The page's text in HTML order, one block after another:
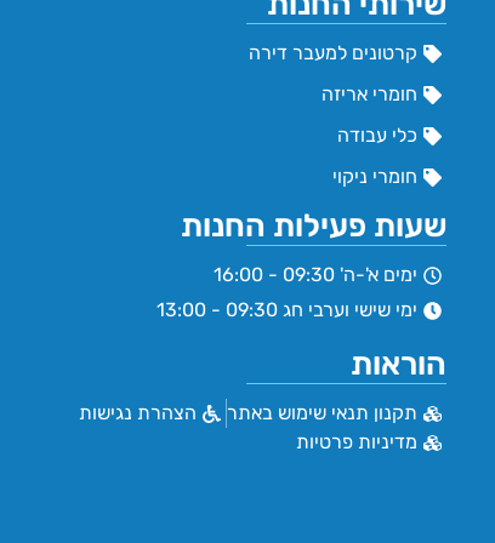
קרטונים למעבר דירה
חומרי אריזה
כלי עבודה
חומרי ניקוי
שעות פעילות החנות
ימים א'-ה' 09:30 - 16:00
ימי שישי וערבי חג 09:30 - 13:00
הוראות
תקנון תנאי שימוש באתר
הצהרת נגישות
מדיניות פרטיות